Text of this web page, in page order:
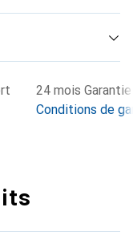
24 mois
Conditions de